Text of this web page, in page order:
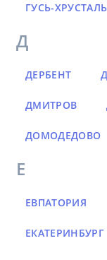
ГУСЬ-
Д
ДЕРБЕНТ
ДМИТРОВ
ДОМОДЕДОВО
Е
ЕВПАТОРИЯ
ЕКАТЕРИНБУРГ